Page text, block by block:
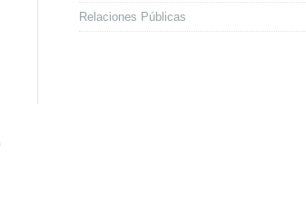
Relaciones Públicas